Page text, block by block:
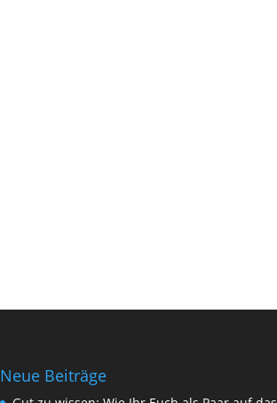
Neue Beiträge